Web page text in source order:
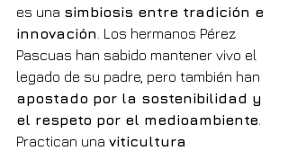
es una simbiosis entre tradición e
innovación . Los hermanos Pérez
Pascuas han sabido mantener vivo el
legado de su padre, pero también han
apostado por la sostenibilidad y
el respeto por el medioambiente
Practican una viticultura